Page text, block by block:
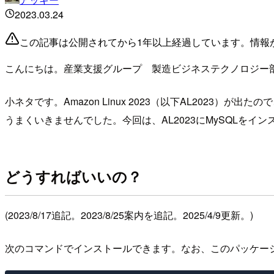
2023.03.24
この記事は公開されてから1年以上経過しています。情
こんにちは。産業支援グループ 製造ビジネステクノロジー
小ネタです。Amazon Linux 2023（以下AL2023）が出たの
うまくいきませんでした。今回は、AL2023にMySQLをイ
どうすればいいの？
(2023/8/17追記。2023/8/25案内を追記。2025/4/9更新。)
次のコマンドでインストールできます。なお、このパッケ